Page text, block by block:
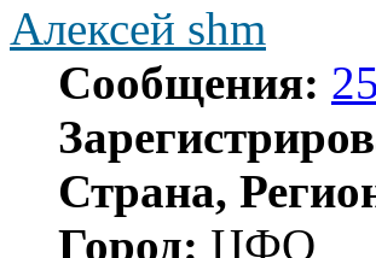
Алексей shm
Сообщения:
Страна,
Город: ЦФО